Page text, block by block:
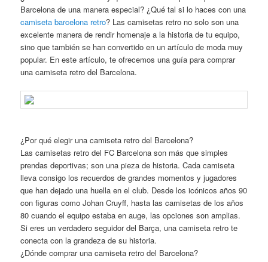
Barcelona de una manera especial? ¿Qué tal si lo haces con una
camiseta barcelona retro? Las camisetas retro no solo son una
excelente manera de rendir homenaje a la historia de tu equipo,
sino que también se han convertido en un artículo de moda muy
popular. En este artículo, te ofrecemos una guía para comprar
una camiseta retro del Barcelona.
¿Por qué elegir una camiseta retro del Barcelona?
Las camisetas retro del FC Barcelona son más que simples
prendas deportivas; son una pieza de historia. Cada camiseta
lleva consigo los recuerdos de grandes momentos y jugadores
que han dejado una huella en el club. Desde los icónicos años 90
con figuras como Johan Cruyff, hasta las camisetas de los años
80 cuando el equipo estaba en auge, las opciones son amplias.
Si eres un verdadero seguidor del Barça, una camiseta retro te
conecta con la grandeza de su historia.
¿Dónde comprar una camiseta retro del Barcelona?